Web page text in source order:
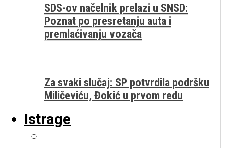
SDS-ov načelnik prelazi u SNSD:
Poznat po presretanju auta i
premlaćivanju vozača
Za svaki slučaj: SP potvrdila podršku
Miličeviću, Đokić u prvom redu
Istrage